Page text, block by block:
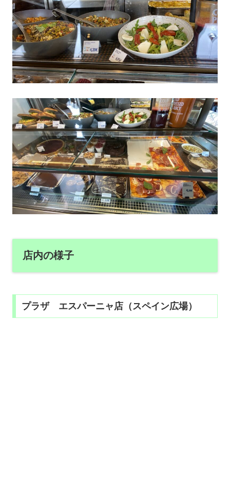
店内の様子
プラザ エスパーニャ店（スペイン広場）